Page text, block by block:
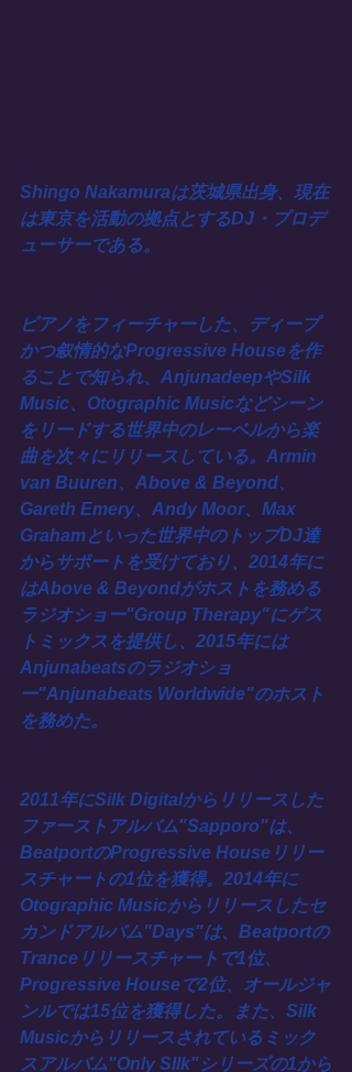
Shingo Nakamuraは茨城県出身、現在
は東京を活動の拠点とするDJ・プロデ
ューサーである。
ピアノをフィーチャーした、ディープ
かつ叙情的なProgressive Houseを作
ることで知られ、AnjunadeepやSilk
Music、Otographic Musicなどシーン
をリードする世界中のレーベルから楽
曲を次々にリリースしている。Armin
van Buuren、Above & Beyond、
Gareth Emery、Andy Moor、Max
Grahamといった世界中のトップDJ達
からサポートを受けており、2014年に
はAbove & Beyondがホストを務める
ラジオショー"Group Therapy"にゲス
トミックスを提供し、2015年には
Anjunabeatsのラジオショ
ー"Anjunabeats Worldwide"のホスト
を務めた。
2011年にSilk Digitalからリリースした
ファーストアルバム"Sapporo"は、
BeatportのProgressive Houseリリー
スチャートの1位を獲得。2014年に
Otographic Musicからリリースしたセ
カンドアルバム"Days"は、Beatportの
Tranceリリースチャートで1位、
Progressive Houseで2位、オールジャ
ンルでは15位を獲得した。また、Silk
Musicからリリースされているミック
スアルバム"Only SIlk"シリーズの1から